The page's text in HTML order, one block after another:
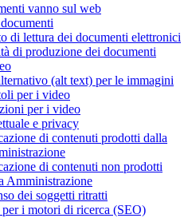
vanno sul web
di lettura dei documenti elettronici
di produzione dei documenti
(alt text) per le immagini
per i video
per i video
e privacy
di contenuti prodotti dalla
di contenuti non prodotti
Amministrazione
dei soggetti ritratti
i motori di ricerca (SEO)